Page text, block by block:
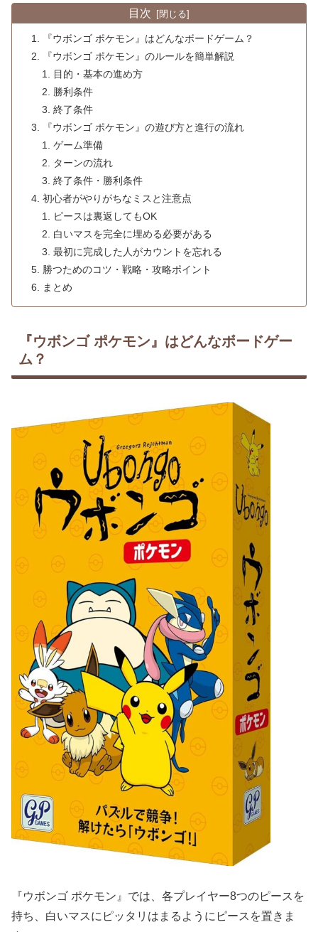
目次
『ウボンゴ ポケモン』はどんなボードゲーム？
『ウボンゴ ポケモン』のルールを簡単解説
目的・基本の進め方
勝利条件
終了条件
『ウボンゴ ポケモン』の遊び方と進行の流れ
ゲーム準備
ターンの流れ
終了条件・勝利条件
初心者がやりがちなミスと注意点
ピースは裏返してもOK
白いマスを完全に埋める必要がある
最初に完成した人がカウントを忘れる
勝つためのコツ・戦略・攻略ポイント
まとめ
『ウボンゴ ポケモン』はどんなボードゲー
ム？
『ウボンゴ ポケモン』では、各プレイヤー8つのピースを
持ち、白いマスにピッタリはまるようにピースを置きま